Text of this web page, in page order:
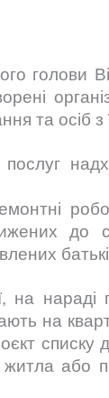
голови
та
до
нараді
на
або